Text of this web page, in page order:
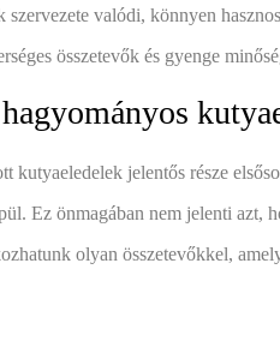
valódi, könnyen
összetevők és gyenge
kutyaeledelek jelentős része
Ez önmagában nem jelenti azt,
olyan összetevőkkel,